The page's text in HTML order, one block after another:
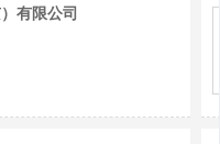
有限公司